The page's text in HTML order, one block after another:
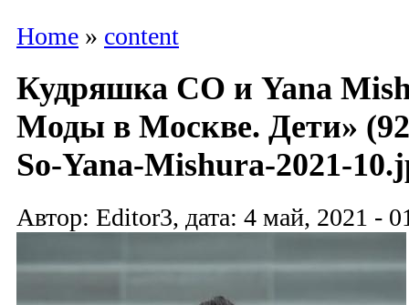
Home » content
Кудряшка СО и Yana
Моды в Москве. Дети»
So-Yana-Mishura-2021-
Автор: Editor3, дата: 4 май, 2021 -